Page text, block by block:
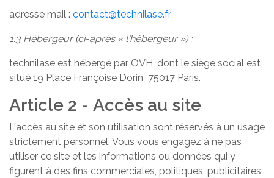
adresse mail : contact@technilase.fr
1.3 Hébergeur (ci-après « l'hébergeur ») :
technilase est hébergé par OVH, dont le siège social est
situé 19 Place Françoise Dorin 75017 Paris.
Article 2 - Accès au site
L'accès au site et son utilisation sont réservés à un usage
strictement personnel. Vous vous engagez à ne pas
utiliser ce site et les informations ou données qui y
figurent à des fins commerciales, politiques, publicitaires